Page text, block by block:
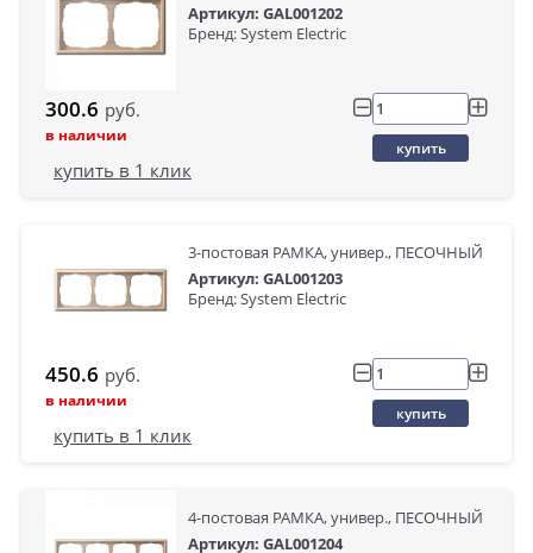
Артикул: GAL001202
Бренд: System Electric
300.6 руб.
в наличии
купить
купить в 1 клик
3-постовая РАМКА, универ., ПЕСОЧНЫЙ
Артикул: GAL001203
Бренд: System Electric
450.6 руб.
в наличии
купить
купить в 1 клик
4-постовая РАМКА, универ., ПЕСОЧНЫЙ
Артикул: GAL001204